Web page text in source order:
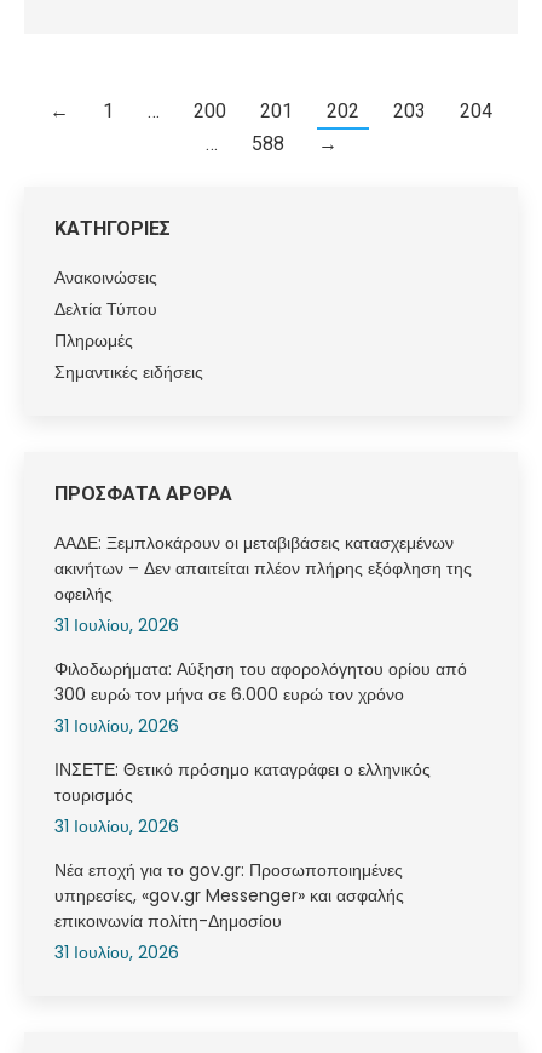
← 1 … 200 201 202 203
204
…
588 →
ΚΑΤΗΓΟΡΙΕΣ
Ανακοινώσεις
Δελτία Τύπου
Πληρωμές
Σημαντικές ειδήσεις
ΠΡΟΣΦΑΤΑ ΑΡΘΡΑ
ΑΑΔΕ: Ξεμπλοκάρουν οι μεταβιβάσεις κατασχεμένων
ακινήτων – Δεν απαιτείται πλέον πλήρης εξόφληση της
οφειλής
31 Ιουλίου, 2026
Φιλοδωρήματα: Αύξηση του αφορολόγητου ορίου από
300 ευρώ τον μήνα σε 6.000 ευρώ τον χρόνο
31 Ιουλίου, 2026
ΙΝΣΕΤΕ: Θετικό πρόσημο καταγράφει ο ελληνικός
τουρισμός
31 Ιουλίου, 2026
Νέα εποχή για το gov.gr: Προσωποποιημένες
υπηρεσίες, «gov.gr Messenger» και ασφαλής
επικοινωνία πολίτη-Δημοσίου
31 Ιουλίου, 2026